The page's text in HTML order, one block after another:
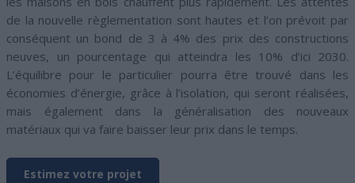
de la nouvelle règlementation sont hautes et l’on prévoit par
conséquent un bond de 3 à 4% des prix des constructions
neuves, un pourcentage qui atteindra les 10% d’ici 2030.
L’équilibre pour le particulier pourra être trouvé dans les
économies d’énergie, grâce à l’isolation, qui seront réalisées,
mais également dans la généralisation des nouveaux
matériaux qui va faire baisser leur prix dans le temps.
Estimez votre projet